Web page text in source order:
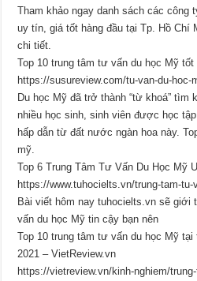
Tham khảo ngay danh sách các công
uy tín, giá tốt hàng đầu tại Tp. Hồ Chí
chi tiết.
Top 10 trung tâm tư vấn du học Mỹ
https://susureview.com/tu-van-du-hoc-
Du học Mỹ đã trở thành “từ khoá”
nhiều học sinh, sinh viên được học
hấp dẫn từ đất nước ngàn hoa này.
mỹ.
Top 6 Trung Tâm Tư Vấn Du Học Mỹ
https://www.tuhocielts.vn/trung-tam-tu-
Bài viết hôm nay tuhocielts.vn sẽ giới
vấn du học Mỹ tin cậy bạn nên
Top 10 trung tâm tư vấn du học Mỹ
2021 – VietReview.vn
https://vietreview.vn/kinh-nghiem/